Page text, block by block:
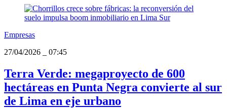
Empresas
27/04/2026
07:45
Terra Verde: megaproyecto de 600
hectáreas en Punta Negra convierte al sur
de Lima en eje urbano